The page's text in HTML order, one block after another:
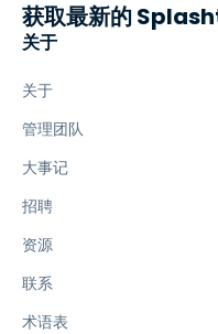
关于
关于
管理团队
大事记
招聘
资源
联系
术语表
获取最新的